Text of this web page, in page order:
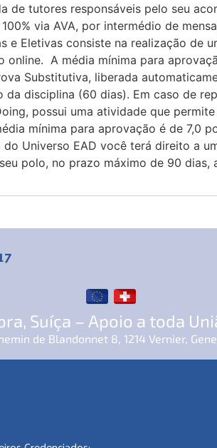
de tutores responsáveis pelo seu
via AVA, por intermédio de
e Eletivas consiste na realização de
A média mínima para
Substitutiva, liberada
disciplina (60 dias). Em caso de
possui uma atividade que
mínima para aprovação é de 7,0
Universo EAD você terá direito a
polo, no prazo máximo de 90 dias,
Suíça – Apoio a toda
de Blandonnet 8, 1214 Vernier,